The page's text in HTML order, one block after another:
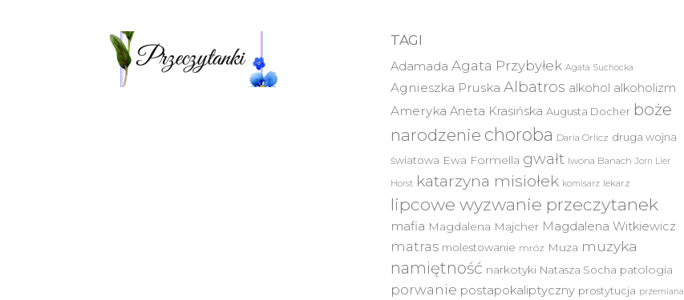
TAGI
Adamada Agata Przybyłek Agata Suchocka
Agnieszka Pruska Albatros alkohol alkoholizm
Ameryka Aneta Krasińska Augusta Docher boże
narodzenie choroba Daria Orlicz druga wojna
światowa Ewa Formella gwałt Iwona Banach Jorn Lier
Horst katarzyna misiołek komisarz lekarz
lipcowe wyzwanie przeczytanek
mafia Magdalena Majcher Magdalena Witkiewicz
matras molestowanie mróz Muza muzyka
namiętność narkotyki Natasza Socha patologia
porwanie postapokaliptyczny prostytucja przemiana